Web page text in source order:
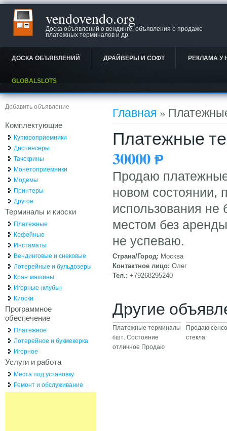
vendovendo.org
Доска объявлений о вендинге, объявления о продаже
платежных терминалов и др.
ДОСКА ОБЪЯВЛЕНИЙ ДРАЙВЕРЫ И СОФТ РЕКЛАМА У
GLOBALSLOTS
Вы здесь
Главная »
Платежные
30000 Ᵽ
Продаю
новом состоянии,
использования
местом без
не успеваю.
Страна/Город: Москва
Контактное лицо: Олег
Тел.: +79268295240
Другие
Платежные терминалы
6шт. Состояние
отличное Продаю
Продаю
стекла
Добавить объявление
Комплектующие
Купюроприемники
Диспенсеры
Тачскрины
Монетоприемники
Модемы
Принтеры
Другое
Терминалы и киоски
Платежные
Кофейные
Инстаматы
Вендинговые и снековые
Лотерейные и бульдозеры
Кран-машины
Игорные (клубы)
Киоски
Программное
обеспечение
Платежное
Лотерейное и букмекерка
Игорное
Услуги и работа
Места под установку
Ремонт и обслуживание